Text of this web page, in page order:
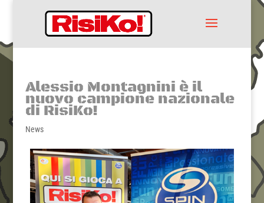
Alessio Montagnini è il
nuovo campione nazionale
di RisiKo!
News